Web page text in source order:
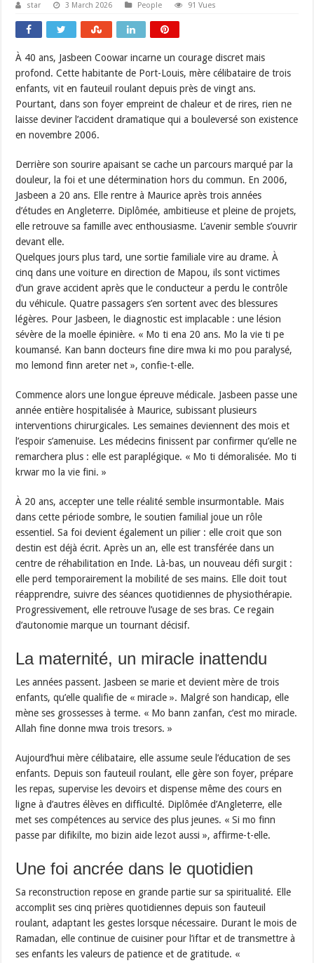
star 3 March 2026 People 91 Vues
À 40 ans, Jasbeen Coowar incarne un courage discret mais
profond. Cette habitante de Port-Louis, mère célibataire de trois
enfants, vit en fauteuil roulant depuis près de vingt ans.
Pourtant, dans son foyer empreint de chaleur et de rires, rien ne
laisse deviner l’accident dramatique qui a bouleversé son existence
en novembre 2006.
Derrière son sourire apaisant se cache un parcours marqué par la
douleur, la foi et une détermination hors du commun. En 2006,
Jasbeen a 20 ans. Elle rentre à Maurice après trois années
d’études en Angleterre. Diplômée, ambitieuse et pleine de projets,
elle retrouve sa famille avec enthousiasme. L’avenir semble s’ouvrir
devant elle.
Quelques jours plus tard, une sortie familiale vire au drame. À
cinq dans une voiture en direction de Mapou, ils sont victimes
d’un grave accident après que le conducteur a perdu le contrôle
du véhicule. Quatre passagers s’en sortent avec des blessures
légères. Pour Jasbeen, le diagnostic est implacable : une lésion
sévère de la moelle épinière. « Mo ti ena 20 ans. Mo la vie ti pe
koumansé. Kan bann docteurs fine dire mwa ki mo pou paralysé,
mo lemond finn areter net », confie-t-elle.
Commence alors une longue épreuve médicale. Jasbeen passe une
année entière hospitalisée à Maurice, subissant plusieurs
interventions chirurgicales. Les semaines deviennent des mois et
l’espoir s’amenuise. Les médecins finissent par confirmer qu’elle ne
remarchera plus : elle est paraplégique. « Mo ti démoralisée. Mo ti
krwar mo la vie fini. »
À 20 ans, accepter une telle réalité semble insurmontable. Mais
dans cette période sombre, le soutien familial joue un rôle
essentiel. Sa foi devient également un pilier : elle croit que son
destin est déjà écrit. Après un an, elle est transférée dans un
centre de réhabilitation en Inde. Là-bas, un nouveau défi surgit :
elle perd temporairement la mobilité de ses mains. Elle doit tout
réapprendre, suivre des séances quotidiennes de physiothérapie.
Progressivement, elle retrouve l’usage de ses bras. Ce regain
d’autonomie marque un tournant décisif.
La maternité, un miracle inattendu
Les années passent. Jasbeen se marie et devient mère de trois
enfants, qu’elle qualifie de « miracle ». Malgré son handicap, elle
mène ses grossesses à terme. « Mo bann zanfan, c’est mo miracle.
Allah fine donne mwa trois tresors. »
Aujourd’hui mère célibataire, elle assume seule l’éducation de ses
enfants. Depuis son fauteuil roulant, elle gère son foyer, prépare
les repas, supervise les devoirs et dispense même des cours en
ligne à d’autres élèves en difficulté. Diplômée d’Angleterre, elle
met ses compétences au service des plus jeunes. « Si mo finn
passe par difikilte, mo bizin aide lezot aussi », affirme-t-elle.
Une foi ancrée dans le quotidien
Sa reconstruction repose en grande partie sur sa spiritualité. Elle
accomplit ses cinq prières quotidiennes depuis son fauteuil
roulant, adaptant les gestes lorsque nécessaire. Durant le mois de
Ramadan, elle continue de cuisiner pour l’iftar et de transmettre à
ses enfants les valeurs de patience et de gratitude. «